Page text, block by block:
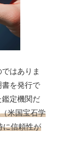
はありま
を発行で
鑑定機関だ
米国宝石学
に信頼性が